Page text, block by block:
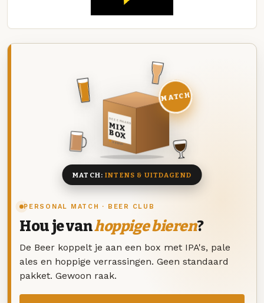
PERSONAL MATCH · BEER CLUB
Hou je vanhoppige bieren?
De Beer koppelt je aan een box met IPA's, pale
ales en hoppige verrassingen. Geen standaard
pakket. Gewoon raak.
DEZE MAAND
MIX
BOX
8 BIEREN
MATCH
MATCH:INTENS & UITDAGEND